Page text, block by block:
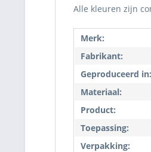
Alle kleuren zijn
Merk:
Fabrikant:
Geproduceerd in:
Materiaal:
Product:
Toepassing:
Verpakking: